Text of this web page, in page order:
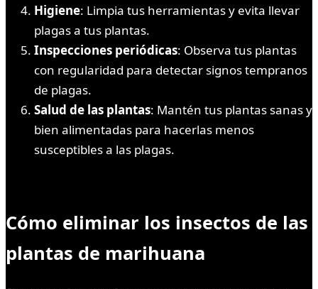
Higiene: Limpia tus herramientas y evita llevar
plagas a tus plantas.
Inspecciones periódicas: Observa tus plantas
con regularidad para detectar signos tempranos
de plagas.
Salud de las plantas: Mantén tus plantas sanas y
bien alimentadas para hacerlas menos
susceptibles a las plagas.
Cómo eliminar los insectos de las
plantas de marihuana